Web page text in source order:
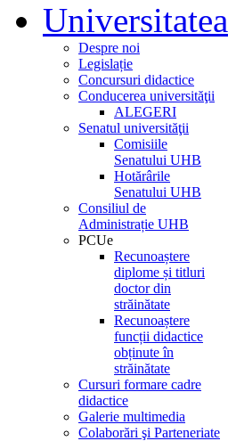
Universitatea
Despre noi
Legislație
Concursuri didactice
Conducerea universităţii
ALEGERI
Senatul universităţii
Comisiile
Senatului UHB
Hotărârile
Senatului UHB
Consiliul de
Administrație UHB
PCUe
Recunoaștere
diplome și titluri
doctor din
străinătate
Recunoaștere
funcții didactice
obținute în
străinătate
Cursuri formare cadre
didactice
Galerie multimedia
Colaborări şi Parteneriate